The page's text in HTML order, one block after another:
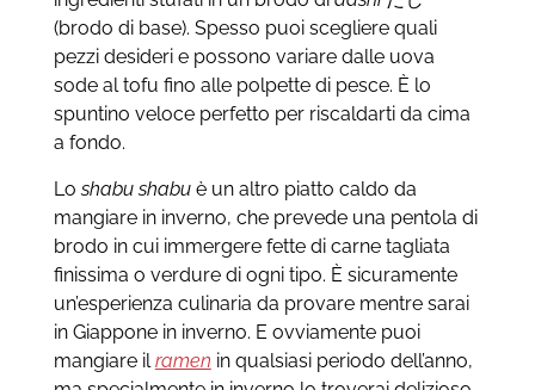
(brodo di base). Spesso puoi scegliere quali
pezzi desideri e possono variare dalle uova
sode al tofu fino alle polpette di pesce. È lo
spuntino veloce perfetto per riscaldarti da cima
a fondo.
Lo shabu shabu è un altro piatto caldo da
mangiare in inverno, che prevede una pentola di
brodo in cui immergere fette di carne tagliata
finissima o verdure di ogni tipo. È sicuramente
un’esperienza culinaria da provare mentre sarai
in Giappone in inverno. E ovviamente puoi
mangiare il ramen in qualsiasi periodo dell’anno,